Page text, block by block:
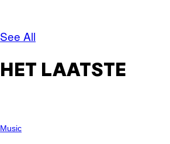
See All
HET LAATSTE
H
Music